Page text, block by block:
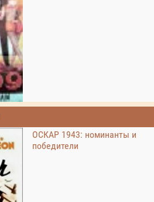
ОСКАР 1943: номинанты и
победители